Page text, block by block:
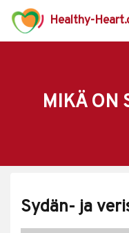
Healthy-
MIKÄ ON
Sydän- ja